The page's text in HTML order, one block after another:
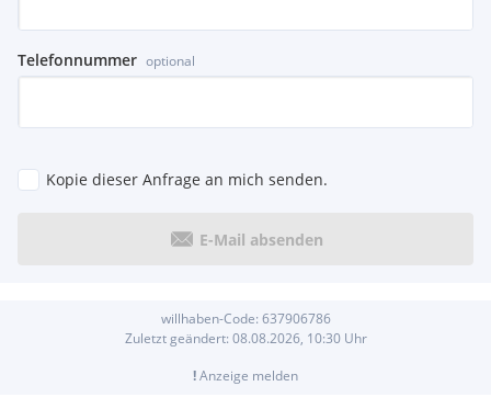
Telefonnummer optional
Kopie dieser Anfrage an mich senden.
E-Mail absenden
willhaben-Code: 637906786
Zuletzt geändert: 08.08.2026, 10:30Uhr
!Anzeige melden